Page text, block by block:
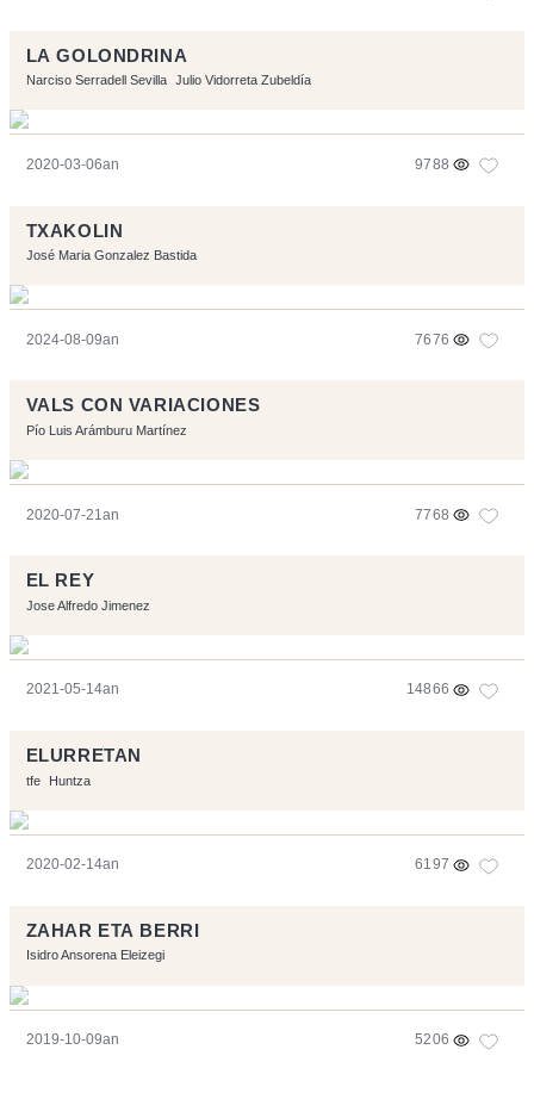
LA GOLONDRINA
Narciso Serradell Sevilla Julio Vidorreta Zubeldía
2020-03-06an 9788
TXAKOLIN
José Maria Gonzalez Bastida
2024-08-09an 7676
VALS CON VARIACIONES
Pío Luis Arámburu Martínez
2020-07-21an 7768
EL REY
Jose Alfredo Jimenez
2021-05-14an 14866
ELURRETAN
tfe Huntza
2020-02-14an 6197
ZAHAR ETA BERRI
Isidro Ansorena Eleizegi
2019-10-09an 5206